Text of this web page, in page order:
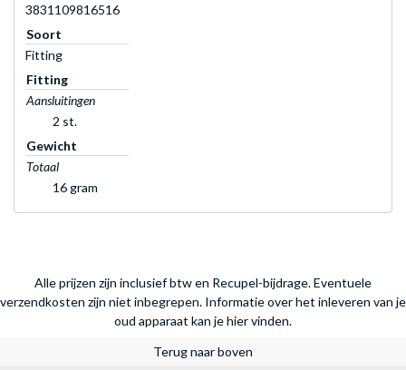
3831109816516
Soort
Fitting
Fitting
Aansluitingen
2 st.
Gewicht
Totaal
16 gram
Alle prijzen zijn inclusief btw en Recupel-bijdrage. Eventuele
verzendkosten zijn niet inbegrepen. Informatie over het inleveren van je
oud apparaat kan je hier vinden.
Terug naar boven